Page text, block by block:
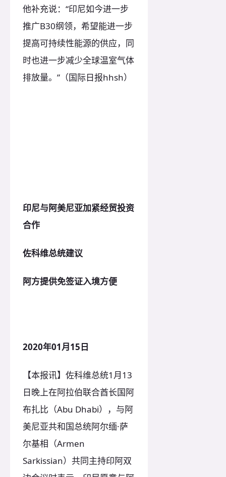
他补充说：“印尼如今进一步
推广B30纲领，希望能进一步
提高可持续性能源的供应，同
时也进一步减少全球温室气体
排放量。”（国际日报hhsh）
印尼与阿美尼亚加紧经贸投资
合作
佐科维总统建议
阿方提供免签证入境方便
2020年01月15日
【本报讯】佐科维总统1月13
日晚上在阿拉伯联合酋长国阿
布扎比（Abu Dhabi），与阿
美尼亚共和国总统阿尔缅·萨
尔基相（Armen
Sarkissian）共同主持印阿双